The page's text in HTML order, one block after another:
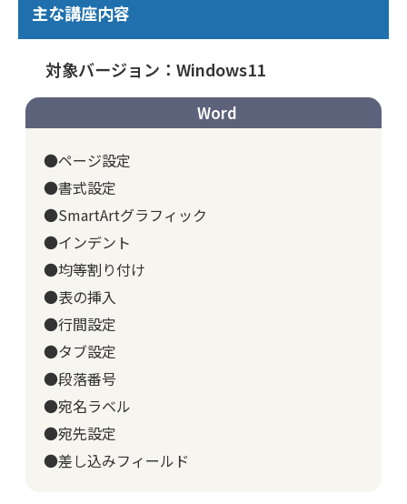
主な講座内容
対象バージョン：Windows11
Word
●ページ設定
●書式設定
●SmartArtグラフィック
●インデント
●均等割り付け
●表の挿入
●行間設定
●タブ設定
●段落番号
●宛名ラベル
●宛先設定
●差し込みフィールド